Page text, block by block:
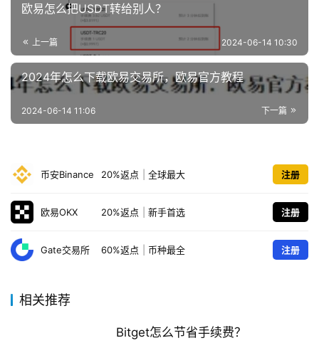
欧易怎么把USDT转给别人？
上一篇 2024-06-14 10:30
2024年怎么下载欧易交易所，欧易官方教程
下一篇
2024-06-14 11:06
币安Binance 20%返点 全球最大 注册
欧易OKX 20%返点 新手首选 注册
Gate交易所 60%返点 币种最全 注册
相关推荐
Bitget怎么节省手续费？